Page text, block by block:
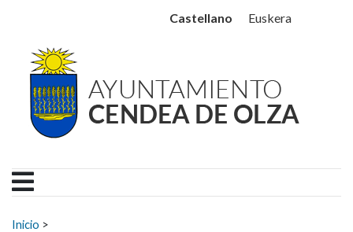
Ayuntamiento Cendea
Castellano Euskera
Buscar:
Inicio >